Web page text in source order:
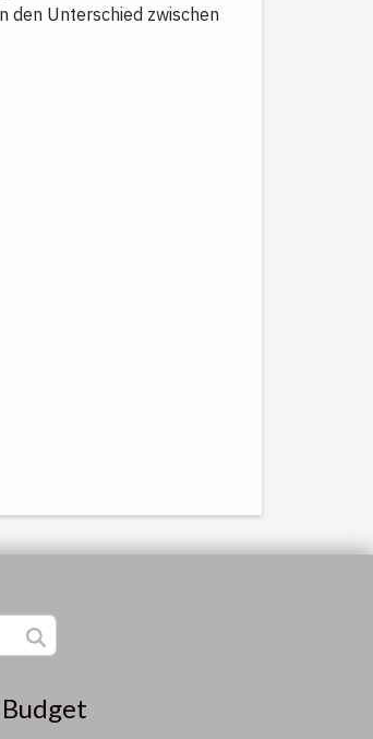
den Unterschied zwischen
Budget